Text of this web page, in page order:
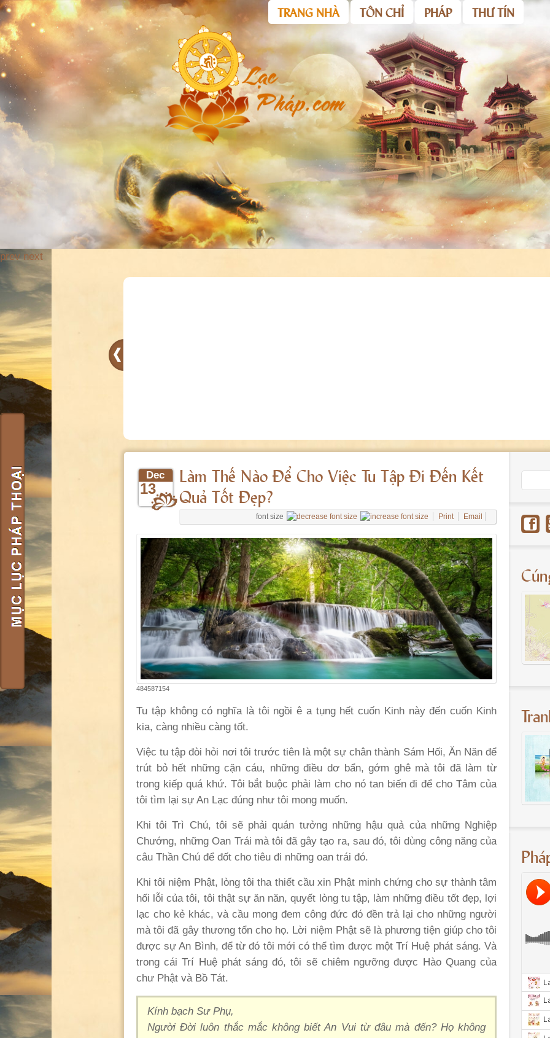
prev next
TRANG NHÀ TÔN CHỈ PHÁP THƯ TÍN
Làm Thế Nào Để Cho Việc Tu Tập Đi Đến Kết
Quả Tốt Đẹp?
Dec
13
font size Print Email
484587154
Tu tập không có nghĩa là tôi ngồi ê a tụng hết cuốn Kinh này đến cuốn Kinh
kia, càng nhiều càng tốt.
Việc tu tập đòi hỏi nơi tôi trước tiên là một sự chân thành Sám Hối, Ăn Năn để
trút bỏ hết những cặn cáu, những điều dơ bẩn, gớm ghê mà tôi đã làm từ
trong kiếp quá khứ. Tôi bắt buộc phải làm cho nó tan biến đi để cho Tâm của
tôi tìm lại sự An Lạc đúng như tôi mong muốn.
Khi tôi Trì Chú, tôi sẽ phải quán tưởng những hậu quả của những Nghiệp
Chướng, những Oan Trái mà tôi đã gây tạo ra, sau đó, tôi dùng công năng của
câu Thần Chú để đốt cho tiêu đi những oan trái đó.
Khi tôi niệm Phật, lòng tôi tha thiết cầu xin Phật minh chứng cho sự thành tâm
hối lỗi của tôi, tôi thật sự ăn năn, quyết lòng tu tập, làm những điều tốt đẹp, lợi
lạc cho kẻ khác, và cầu mong đem công đức đó đền trả lại cho những người
mà tôi đã gây thương tổn cho họ. Lời niệm Phật sẽ là phương tiện giúp cho tôi
được sự An Bình, để từ đó tôi mới có thể tìm được một Trí Huệ phát sáng. Và
trong cái Trí Huệ phát sáng đó, tôi sẽ chiêm ngưỡng được Hào Quang của
chư Phật và Bồ Tát.
Kính bạch Sư Phụ,
Người Đời luôn thắc mắc không biết An Vui từ đâu mà đến? Họ không